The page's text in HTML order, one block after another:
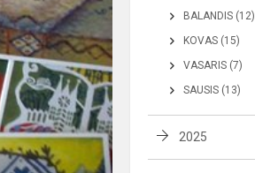
BALANDIS (12)
KOVAS (15)
VASARIS (7)
SAUSIS (13)
2025